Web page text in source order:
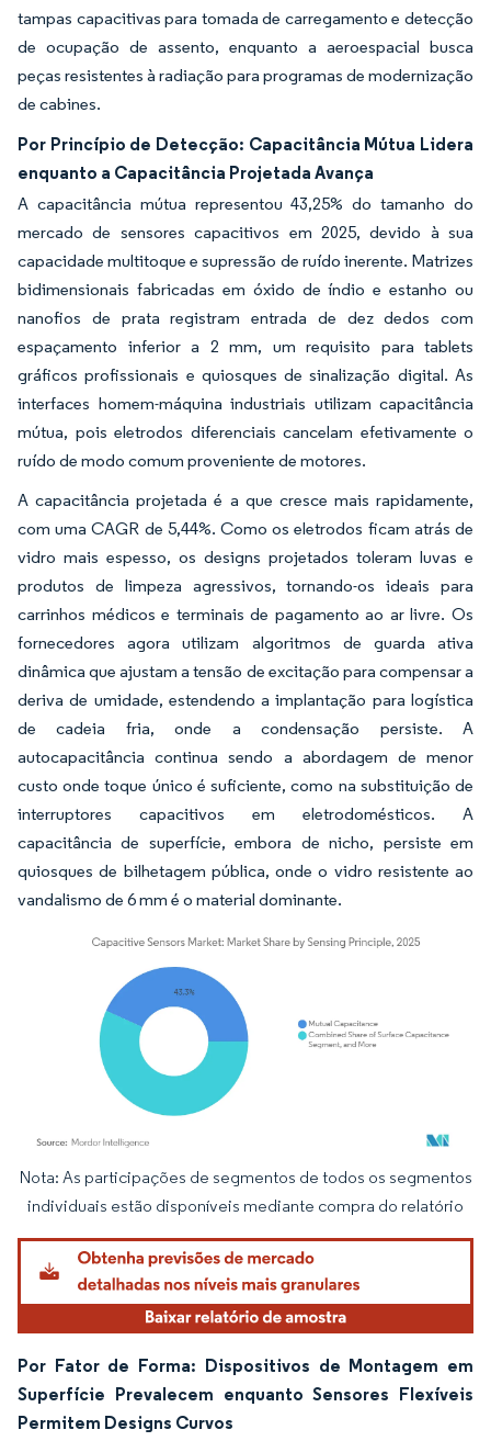
tampas capacitivas para tomada de carregamento e detecção
de ocupação de assento, enquanto a aeroespacial busca
peças resistentes à radiação para programas de modernização
de cabines.
Por Princípio de Detecção: Capacitância Mútua Lidera
enquanto a Capacitância Projetada Avança
A capacitância mútua representou 43,25% do tamanho do
mercado de sensores capacitivos em 2025, devido à sua
capacidade multitoque e supressão de ruído inerente. Matrizes
bidimensionais fabricadas em óxido de índio e estanho ou
nanofios de prata registram entrada de dez dedos com
espaçamento inferior a 2 mm, um requisito para tablets
gráficos profissionais e quiosques de sinalização digital. As
interfaces homem-máquina industriais utilizam capacitância
mútua, pois eletrodos diferenciais cancelam efetivamente o
ruído de modo comum proveniente de motores.
A capacitância projetada é a que cresce mais rapidamente,
com uma CAGR de 5,44%. Como os eletrodos ficam atrás de
vidro mais espesso, os designs projetados toleram luvas e
produtos de limpeza agressivos, tornando-os ideais para
carrinhos médicos e terminais de pagamento ao ar livre. Os
fornecedores agora utilizam algoritmos de guarda ativa
dinâmica que ajustam a tensão de excitação para compensar a
deriva de umidade, estendendo a implantação para logística
de cadeia fria, onde a condensação persiste. A
autocapacitância continua sendo a abordagem de menor
custo onde toque único é suficiente, como na substituição de
interruptores capacitivos em eletrodomésticos. A
capacitância de superfície, embora de nicho, persiste em
quiosques de bilhetagem pública, onde o vidro resistente ao
vandalismo de 6 mm é o material dominante.
Imagem © Mordor Intelligence. O reuso requer atribuição conforme CC BY 4.0.
Nota: As participações de segmentos de todos os segmentos
individuais estão disponíveis mediante compra do relatório
Por Fator de Forma: Dispositivos de Montagem em
Superfície Prevalecem enquanto Sensores Flexíveis
Permitem Designs Curvos